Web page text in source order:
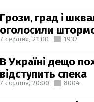
Грози, град і
оголосили
7 серпня, 21:00 1937
В Україні дещо
відступить спека
7 серпня, 20:00 8004